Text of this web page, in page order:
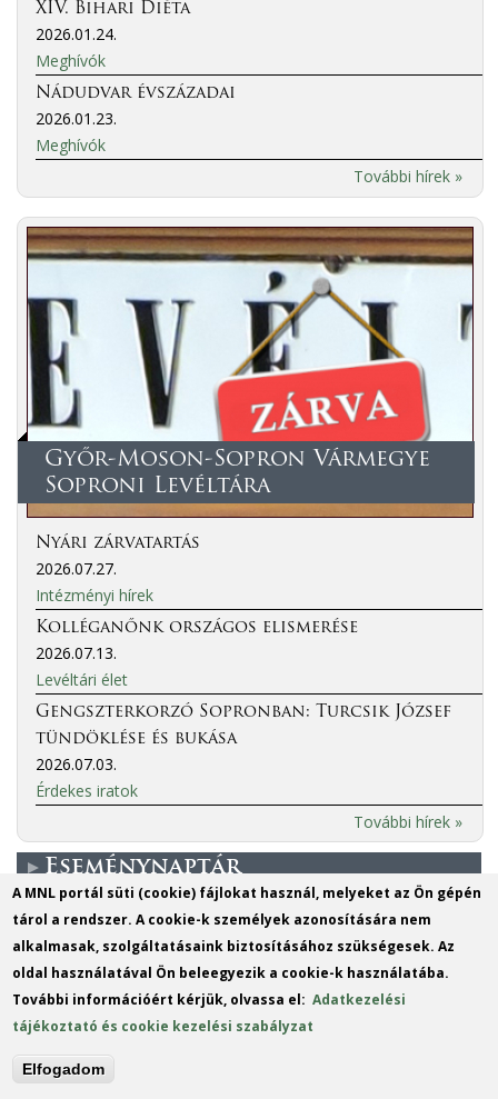
XIV. Bihari Diéta
2026.01.24.
Meghívók
Nádudvar évszázadai
2026.01.23.
Meghívók
További hírek »
Győr-Moson-Sopron Vármegye
Soproni Levéltára
Nyári zárvatartás
2026.07.27.
Intézményi hírek
Kolléganőnk országos elismerése
2026.07.13.
Levéltári élet
Gengszterkorzó Sopronban: Turcsik József
tündöklése és bukása
2026.07.03.
Érdekes iratok
További hírek »
Eseménynaptár
More events
MO
TU WE TH FR SA
SU
3
A MNL portál süti (cookie) fájlokat használ, melyeket az Ön gépén
tárol a rendszer. A cookie-k személyek azonosítására nem
alkalmasak, szolgáltatásaink biztosításához szükségesek. Az
oldal használatával Ön beleegyezik a cookie-k használatába.
További információért kérjük, olvassa el:Adatkezelési
tájékoztató és cookie kezelési szabályzat
Elfogadom